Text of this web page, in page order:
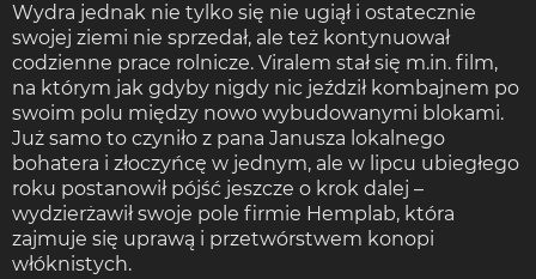
Wydra jednak nie tylko się nie ugiął i ostatecznie
swojej ziemi nie sprzedał, ale też kontynuował
codzienne prace rolnicze. Viralem stał się m.in. film,
na którym jak gdyby nigdy nic jeździł kombajnem po
swoim polu między nowo wybudowanymi blokami.
Już samo to czyniło z pana Janusza lokalnego
bohatera i złoczyńcę w jednym, ale w lipcu ubiegłego
roku postanowił pójść jeszcze o krok dalej –
wydzierżawił swoje pole firmie Hemplab, która
zajmuje się uprawą i przetwórstwem konopi
włóknistych.